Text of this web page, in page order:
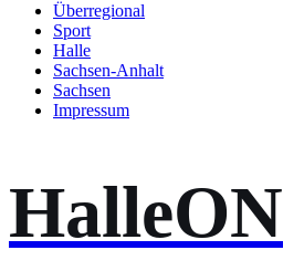
Überregional
Sport
Halle
Sachsen-Anhalt
Sachsen
Impressum
HalleON